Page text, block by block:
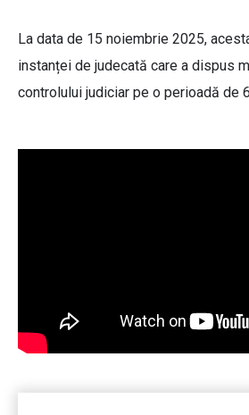
La data de 15 noiembrie 2025,
instanței de judecată care a dispus
controlului judiciar pe o perioadă de